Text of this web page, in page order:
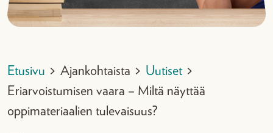
Etusivu > Ajankohtaista > Uutiset >
Eriarvoistumisen vaara – Miltä näyttää
oppimateriaalien tulevaisuus?